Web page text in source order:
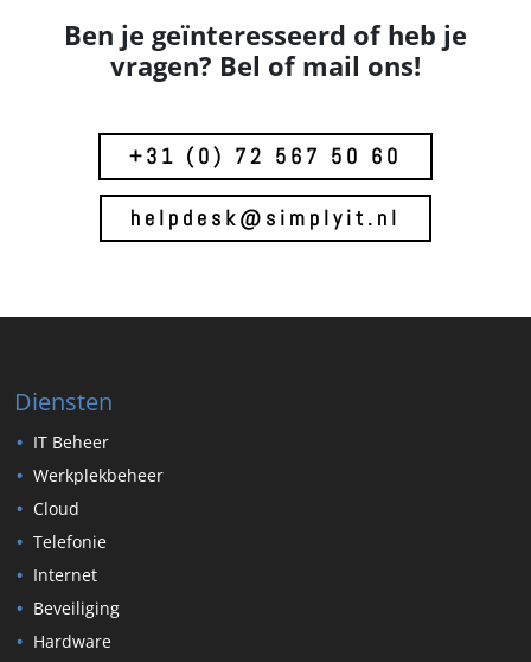
Ben je geïnteresseerd of heb je
vragen? Bel of mail ons!
+31 (0) 72 567 50 60
helpdesk@simplyit.nl
Diensten
IT Beheer
Werkplekbeheer
Cloud
Telefonie
Internet
Beveiliging
Hardware